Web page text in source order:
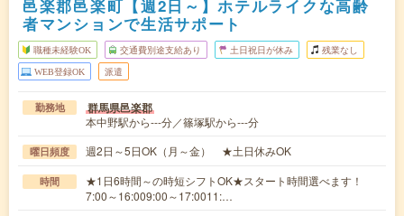
邑楽郡邑楽町【週2日～】ホテルライクな高齢
者マンションで生活サポート
職種未経験OK 交通費別途支給あり 土日祝日が休み 残業なし
WEB登録OK 派遣
勤務地 群馬県邑楽郡
本中野駅から---分／篠塚駅から---分
曜日頻度 週2日～5日OK（月～金） ★土日休みOK
時間
★1日6時間～の時短シフトOK★スタート時間選べます！
7:00～16:009:00～17:0011:…